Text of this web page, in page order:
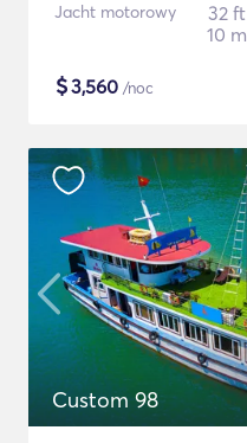
Jacht motorowy
32 ft
10 m
$3,560 /noc
Custom 98